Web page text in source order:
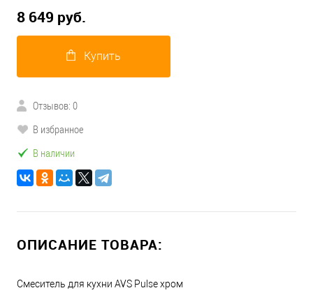
8 649 руб.
Купить
Отзывов: 0
В избранное
В наличии
ОПИСАНИЕ ТОВАРА:
Смеситель для кухни AVS Pulse хром